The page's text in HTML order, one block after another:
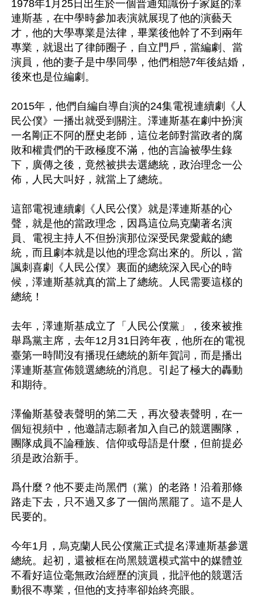
1978年1月25日出生於一個普通知識份子家庭的澤
連斯基，在中學時參加表演就展現了他的演藝天
才，他的大學專業是法律，畢業後他幹了不到兩年
專業，就退出了律師圈子，自立門戶，當編劇、當
演員，他的妻子是中學同學，他們相戀7年後結婚，
後來也是位編劇。
2015年，他們自編自導自演的24集電視連續劇《人
民公僕》一播出就受到關注。澤連斯基在劇中扮演
一名剛正不阿的歷史老師，這位老師對當政者的腐
敗和權貴們的干政極度不滿，他的言論被學生錄
下，廣傳之後，竟然被拱去選總統，政治理念一公
佈，人民大叫好，就當上了總統。
這部電視連續劇《人民公僕》就是澤連斯基的心
聲，就是他的當政理念，因爲這位烏克蘭著名演
員、電視主持人不但扮演那位深受民衆愛戴的總
統，而且劇本就是以他的理念寫出來的。所以，當
諷刺喜劇《人民公僕》裏面的總統深入民心的時
候，澤連斯基就真的當上了總統。人民需要這樣的
總統！
去年，澤連斯基成立了「人民公僕黨」，後來被推
舉爲黨主席，去年12月31日跨年夜，他所在的電視
臺第一時間沒有播現任總統的新年賀詞，而是播出
澤連斯基宣佈競選總統的消息。引起了極大的轟動
和期待。
澤倫斯基發表聲明的第二天，再次發表聲明，在一
個短視頻中，他邀請志願者加入自己的競選團隊，
團隊成員不論種族、信仰或母語是什麼，但前提必
須是政治新手。
爲什麼？他不要走尚黑們（黨）的老路！沿着那條
路走下去，只不過又多了一個尚黑罷了。這不是人
民要的。
今年1月，烏克蘭人民公僕黨正式提名澤連斯基參選
總統。起初，還被框在尚黑競選模式當中的媒體並
不看好這位毫無政治經歷的演員，批評他的競選活
動很不專業，但他的支持率卻始終亮眼。